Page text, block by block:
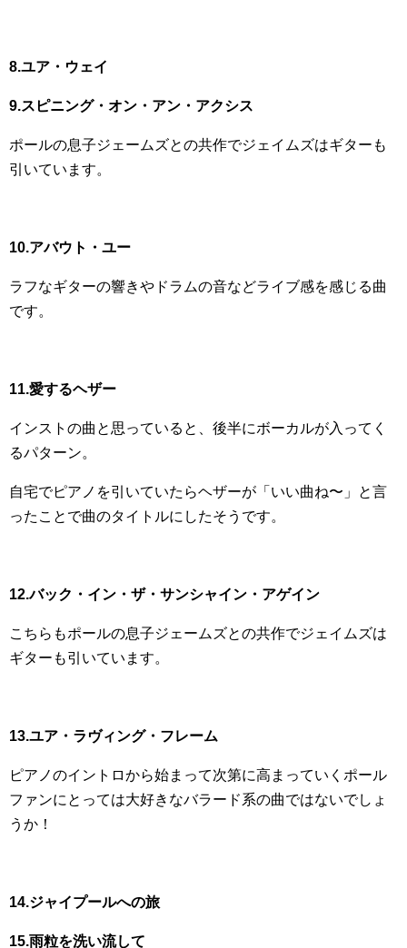
8.ユア・ウェイ
9.スピニング・オン・アン・アクシス
ポールの息子ジェームズとの共作でジェイムズはギターも
引いています。
10.アバウト・ユー
ラフなギターの響きやドラムの音などライブ感を感じる曲
です。
11.愛するヘザー
インストの曲と思っていると、後半にボーカルが入ってく
るパターン。
自宅でピアノを引いていたらヘザーが「いい曲ね〜」と言
ったことで曲のタイトルにしたそうです。
12.バック・イン・ザ・サンシャイン・アゲイン
こちらもポールの息子ジェームズとの共作でジェイムズは
ギターも引いています。
13.ユア・ラヴィング・フレーム
ピアノのイントロから始まって次第に高まっていくポール
ファンにとっては大好きなバラード系の曲ではないでしょ
うか！
14.ジャイプールへの旅
15.雨粒を洗い流して